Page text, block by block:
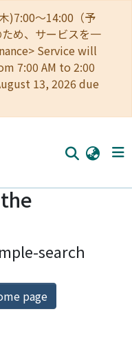
)7:00～14:00（予
め、サービスを一
Service will
7:00 AM to 2:00
13, 2026 due
search
page